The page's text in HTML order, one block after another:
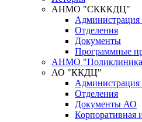
АНМО "СКККДЦ"
Отделения
Документы
Программные
АНМО
АО "ККДЦ"
Отделения
Документы АО
Корпоративная